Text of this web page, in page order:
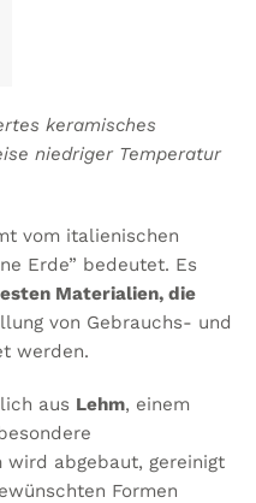
keramisches
niedriger Temperatur
vom italienischen
Erde” bedeutet. Es
Materialien, die
von Gebrauchs- und
werden.
aus Lehm, einem
wird abgebaut, gereinigt
Formen